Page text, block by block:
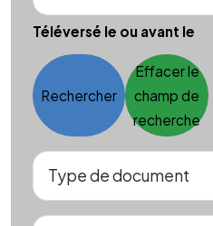
Téléversé le ou avant le
Rechercher
Effacer le
champ de
recherche